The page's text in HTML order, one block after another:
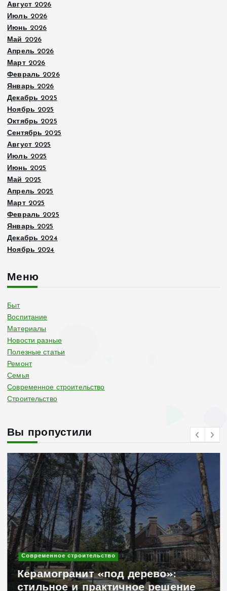
Август 2026
Июль 2026
Июнь 2026
Май 2026
Апрель 2026
Март 2026
Февраль 2026
Январь 2026
Декабрь 2025
Ноябрь 2025
Октябрь 2025
Сентябрь 2025
Август 2025
Июль 2025
Июнь 2025
Май 2025
Апрель 2025
Март 2025
Февраль 2025
Январь 2025
Декабрь 2024
Ноябрь 2024
Меню
Быт
Воспитание
Материалы
Новости разные
Полезные статьи
Ремонт
Семья
Современное строительство
Строительство
Вы пропустили
Современное строительство
Керамогранит «под дерево»:
стильное и практичное решение